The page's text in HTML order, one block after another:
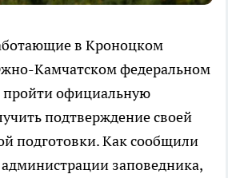
в Кроноцком
Камчатском федеральном
пройти официальную
подтверждение своей
подготовки. Как сообщили
заповедника,